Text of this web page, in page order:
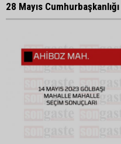
28 Mayıs